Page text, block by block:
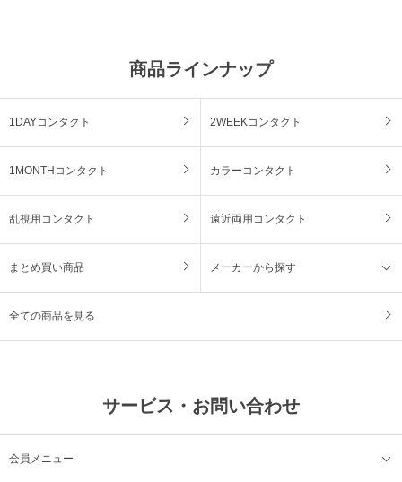
商品ラインナップ
1DAYコンタクト 2WEEKコンタクト
1MONTHコンタクト カラーコンタクト
乱視用コンタクト 遠近両用コンタクト
まとめ買い商品 メーカーから探す
全ての商品を見る
サービス・お問い合わせ
会員メニュー